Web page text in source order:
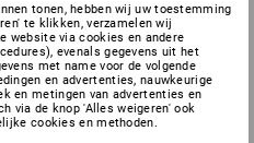
02 400 27 64
tonen, hebben wij uw toestemming
te klikken, verzamelen wij
website via cookies en andere
evenals gegevens uit het
met name voor de volgende
en advertenties, nauwkeurige
en metingen van advertenties en
via de knop 'Alles weigeren' ook
cookies en methoden.